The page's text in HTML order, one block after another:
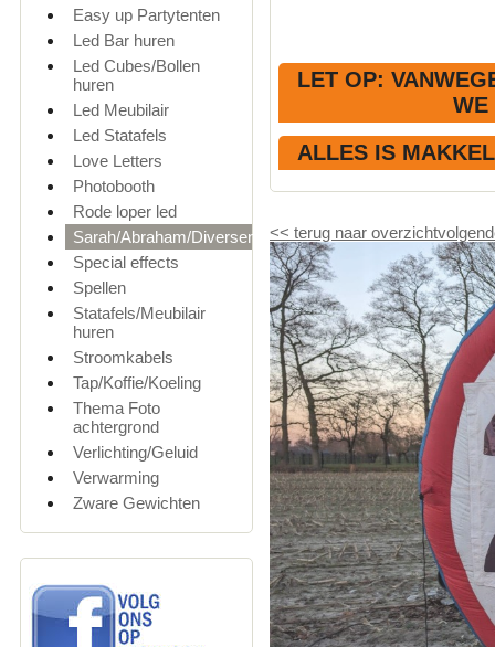
Easy up Partytenten
Led Bar huren
Led Cubes/Bollen
huren
Led Meubilair
Led Statafels
Love Letters
Photobooth
Rode loper led
Sarah/Abraham/Diversen
Special effects
Spellen
Statafels/Meubilair
huren
Stroomkabels
Tap/Koffie/Koeling
Thema Foto
achtergrond
Verlichting/Geluid
Verwarming
Zware Gewichten
LET OP:
ALLES IS
<< terug naar overzicht